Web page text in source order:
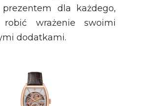
dla każdego,
wrażenie swoimi
dodatkami.